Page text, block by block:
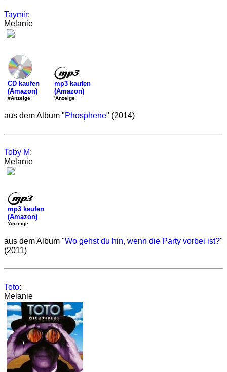
Taymir:
Melanie
CD kaufen
(Amazon)
#Anzeige
mp3 kaufen
(Amazon)
'Anzeige
aus dem Album "Phosphene" (2014)
Toby M:
Melanie
mp3 kaufen
(Amazon)
'Anzeige
aus dem Album "Wo gehst du hin, wenn die Party vorbei ist?"
(2011)
Toto:
Melanie